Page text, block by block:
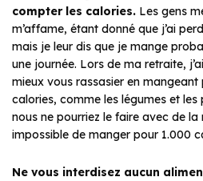
compter les calories. Les gens
m’affame, étant donné que j’ai
mais je leur dis que je mange
une journée. Lors de ma retraite,
mieux vous rassasier en mangeant
calories, comme les légumes et
nous ne pourriez le faire avec de
impossible de manger pour 1.000
Ne vous interdisez aucun